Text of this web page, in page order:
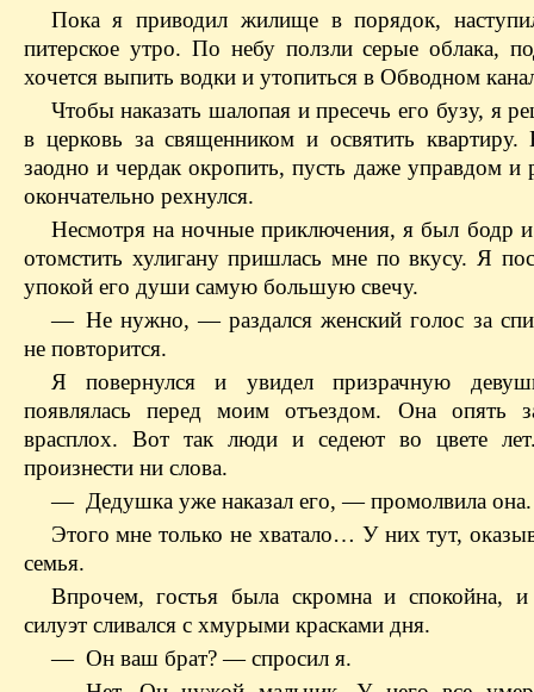
Пока я приводил жилище в порядок,
питерское утро. По небу ползли серые облака,
хочется выпить водки и утопиться в Обводном
Чтобы наказать шалопая и пресечь его бузу, я
в церковь за священником и освятить
заодно и чердак окропить, пусть даже управдом и
окончательно рехнулся.
Несмотря на ночные приключения, я был бодр
отомстить хулигану пришлась мне по вкусу. Я
упокой его души самую большую свечу.
— Не нужно, — раздался женский голос за
не повторится.
Я повернулся и увидел призрачную
появлялась перед моим отъездом. Она опять
врасплох. Вот так люди и седеют во цвете
произнести ни слова.
— Дедушка уже наказал его, — промолвила она.
Этого мне только не хватало… У них тут,
семья.
Впрочем, гостья была скромна и спокойна, и
силуэт сливался с хмурыми красками дня.
— Он ваш брат? — спросил я.